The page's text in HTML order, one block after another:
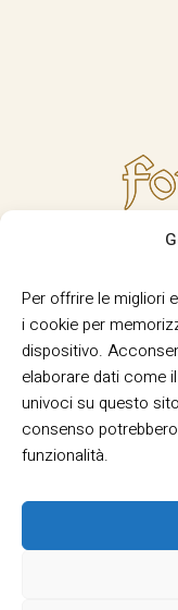
Per offrire le migliori
i cookie per
dispositivo.
elaborare dati come
univoci su questo
consenso
funzionalità.